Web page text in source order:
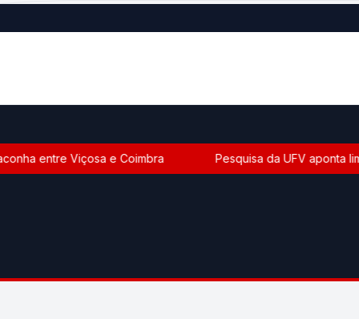
entre Viçosa e Coimbra Pesquisa da UFV aponta